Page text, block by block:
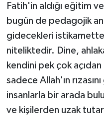
Fatih'in aldığı eğitim
bugün de pedagojik
gidecekleri
niteliktedir. Dine,
kendini pek çok
sadece Allah'ın
insanlarla bir arada
ve kişilerden uzak